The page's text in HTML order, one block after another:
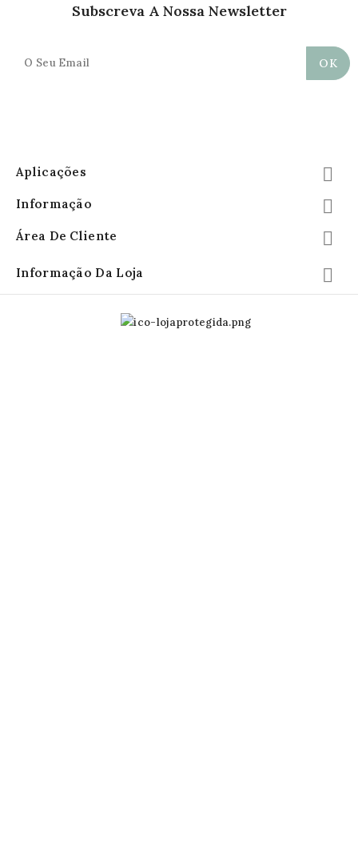
Subscreva A Nossa Newsletter
Aplicações 
Informação 
Área De Cliente 
Informação Da Loja 